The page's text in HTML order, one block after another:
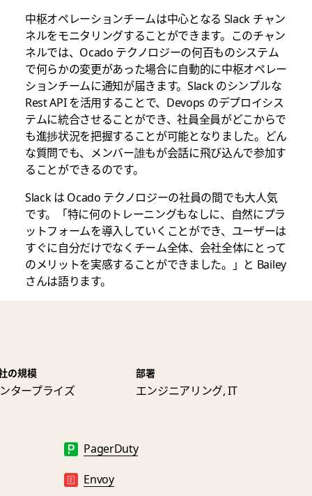
中枢オペレーションチームは中心となる Slack チャン
ネルをモニタリングすることができます。このチャン
ネルでは、Ocado テクノロジーの何百ものシステム
で何らかの変更があった場合に自動的に中枢オペレー
ションチームに通知が届きます。Slack のシンプルな
Rest API を活用することで、Devops のデプロイシス
テムに統合させることができ、社員全員がどこからで
も進捗状況を把握することが可能となりました。どん
な質問でも、メンバー誰もが会話に飛び込んで参加す
ることができるのです。
Slack は Ocado テクノロジーの社員の間でも大人気
です。「特に何のトレーニングもなしに、自然にプラ
ットフォームを導入していくことができ、ユーザーは
すぐに自分だけでなくチーム全体、会社全体にとって
のメリットを実感することができました。」と Bailey
さんは語ります。
の規模
タープライズ
部署
エンジニアリング, IT
PagerDuty
Envoy